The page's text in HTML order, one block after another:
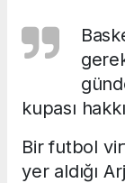
kupası
Bir futbol
yer aldığı